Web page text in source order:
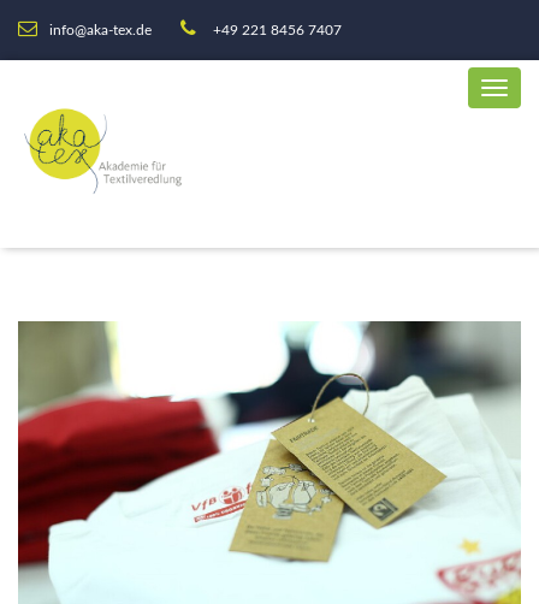
info@aka-tex.de +49 221 8456 7407